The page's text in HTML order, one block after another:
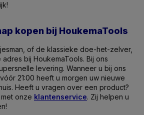
kopen bij HoukemaTools
of de klassieke doe-het-zelver,
adres bij HoukemaTools. Bij ons
levering. Wanneer u bij ons
21:00 heeft u morgen uw nieuwe
Heeft u vragen over een product?
onze klantenservice. Zij helpen u